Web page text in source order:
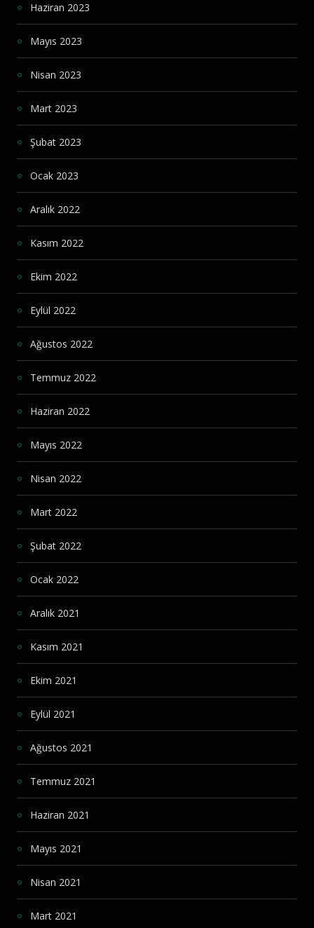
Haziran 2023
Mayıs 2023
Nisan 2023
Mart 2023
Şubat 2023
Ocak 2023
Aralık 2022
Kasım 2022
Ekim 2022
Eylül 2022
Ağustos 2022
Temmuz 2022
Haziran 2022
Mayıs 2022
Nisan 2022
Mart 2022
Şubat 2022
Ocak 2022
Aralık 2021
Kasım 2021
Ekim 2021
Eylül 2021
Ağustos 2021
Temmuz 2021
Haziran 2021
Mayıs 2021
Nisan 2021
Mart 2021